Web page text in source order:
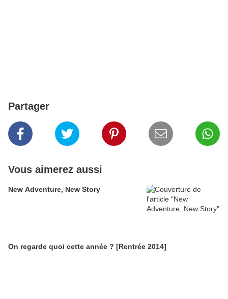
Partager
Vous aimerez aussi
New Adventure, New Story
On regarde quoi cette année ? [Rentrée 2014]